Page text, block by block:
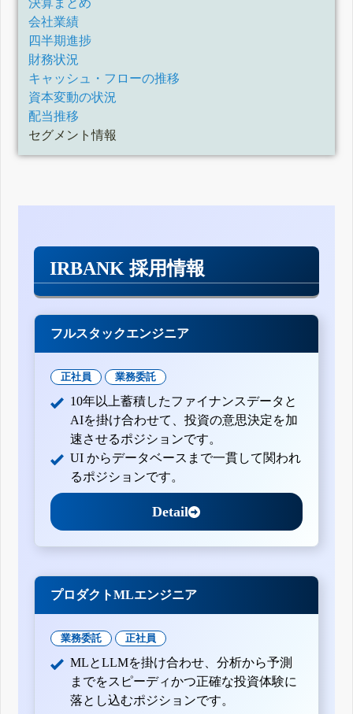
決算まとめ
会社業績
四半期進捗
財務状況
キャッシュ・フローの推移
資本変動の状況
配当推移
セグメント情報
IRBANK 採用情報
フルスタックエンジニア
正社員 業務委託
10年以上蓄積したファイナンスデータと
AIを掛け合わせて、投資の意思決定を加
速させるポジションです。
UI からデータベースまで一貫して関われ
るポジションです。
Detail
プロダクトMLエンジニア
業務委託 正社員
MLとLLMを掛け合わせ、分析から予測
までをスピーディかつ正確な投資体験に
落とし込むポジションです。